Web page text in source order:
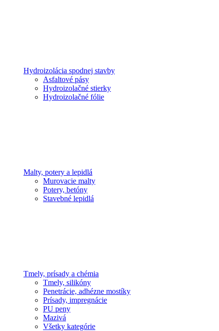
Hydroizolácia spodnej stavby
Asfaltové pásy
Hydroizolačné stierky
Hydroizolačné fólie
Malty, potery a lepidlá
Murovacie malty
Potery, betóny
Stavebné lepidlá
Tmely, prísady a chémia
Tmely, silikóny
Penetrácie, adhézne mostíky
Prísady, impregnácie
PU peny
Mazivá
Všetky kategórie